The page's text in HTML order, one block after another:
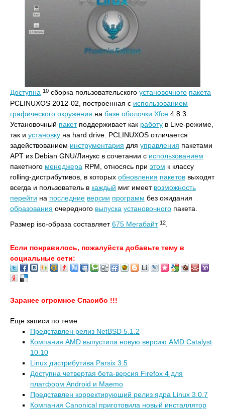
Доступна 10 сборка пользовательского установочного пакета
PCLINUXOS 2012-02, построенная с использованием
графического окружения на базе оболочки Xfce 4.8.3.
Установочный пакетподдерживает как работу в Live-режиме,
так и установку на hard drive. PCLINUXOS отличается
задействованием инструментария для управления пакетами
APT из Dеbian GNU/Линукс в сочетании с использованием
пакетного менеджера RPM, относясь при этом к классу
rolling-дистрибутивов, в которых обновления пакетов выходят
всегда и пользователь в каждый миг имеет возможность
перейти на последние версии программ без ожидания
образования очередного выпуска установочного пакета.
Размер iso-образа составляет675 Мегабайт 12
Если понравилось, пожалуйста добавьте тему в
социальные сети:
Заранее огромное Спасибо !!!
Еще записи по теме
Представлен релиз NetBSD 5.1.2
Компания AMD выпустила новую версию AMD Catalyst
10.10
Linux дистрибутива Parsix 3.5
Доступна четвертая бета-версия Firefox 4 для
платформ Android и Maemo
Представлен корректирующий релиз ядра Linux 3.0.7
Компания Canonical приготовила новый инсталлятор